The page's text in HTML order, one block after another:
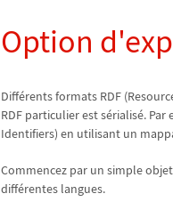
Option
Différents formats RDF
RDF particulier est sérialisé. Par
Identifiers) en utilisant un
Commencez par un simple
différentes langues.